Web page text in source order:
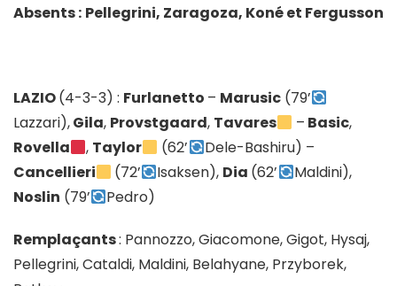
Absents : Pellegrini, Zaragoza, Koné et Fergusson
LAZIO(4-3-3) : Furlanetto – Marusic (79’
Lazzari),Gila, Provstgaard, Tavares – Basic,
Rovella
, Taylor (62’
Dele-Bashiru) –
Cancellieri
(72’ Isaksen), Dia (62’
Maldini),
Noslin (79’ Pedro)
Remplaçants: Pannozzo, Giacomone, Gigot, Hysaj,
Pellegrini, Cataldi, Maldini, Belahyane, Przyborek,